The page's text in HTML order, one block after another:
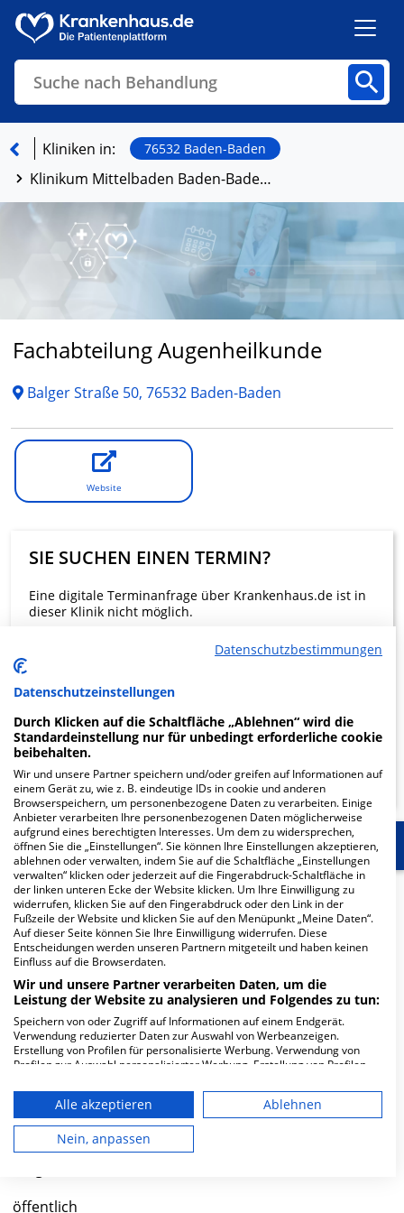
Suche nach Behandlung
Finden
Kliniken in: 76532 Baden-Baden
Klinikum Mittelbaden Baden-Baden Balg
Fachabteilung Augenheilkunde
Balger Straße 50, 76532 Baden-Baden
Website
SIE SUCHEN EINEN TERMIN?
Eine digitale Terminanfrage über Krankenhaus.de ist in
dieser Klinik nicht möglich.
KLINIKEN FINDEN
Start Für die Klinik Weitere Fachabteilungen
Herzlich Willkommen
Klinikum Mittelbaden Baden-Baden Balg in der Balger
Straße 50 ist ein mittelgroßes Krankenhaus in Baden-
Baden. Mit einer Kapazität von 380 Betten werden in
den spezialisierten Fachabteilungen pro Jahr etwa
17.953 medizinische Fälle behandelt und therapiert.
Weiterlesen
Besuchszeiten
0 bis 23 Uhr
öffentlich
Datenschutzbestimmungen
Datenschutzeinstellungen
Durch Klicken auf die Schaltfläche „Ablehnen“ wird die
Standardeinstellung nur für unbedingt erforderliche cookie
beibehalten.
Wir und unsere Partner speichern und/oder greifen auf Informationen auf
einem Gerät zu, wie z. B. eindeutige IDs in cookie und anderen
Browserspeichern, um personenbezogene Daten zu verarbeiten. Einige
Anbieter verarbeiten Ihre personenbezogenen Daten möglicherweise
aufgrund eines berechtigten Interesses. Um dem zu widersprechen,
öffnen Sie die „Einstellungen“. Sie können Ihre Einstellungen akzeptieren,
ablehnen oder verwalten, indem Sie auf die Schaltfläche „Einstellungen
verwalten“ klicken oder jederzeit auf die Fingerabdruck-Schaltfläche in
der linken unteren Ecke der Website klicken. Um Ihre Einwilligung zu
widerrufen, klicken Sie auf den Fingerabdruck oder den Link in der
Fußzeile der Website und klicken Sie auf den Menüpunkt „Meine Daten“.
Auf dieser Seite können Sie Ihre Einwilligung widerrufen. Diese
Entscheidungen werden unseren Partnern mitgeteilt und haben keinen
Einfluss auf die Browserdaten.
Wir und unsere Partner verarbeiten Daten, um die
Leistung der Website zu analysieren und Folgendes zu tun:
Speichern von oder Zugriff auf Informationen auf einem Endgerät.
Verwendung reduzierter Daten zur Auswahl von Werbeanzeigen.
Erstellung von Profilen für personalisierte Werbung. Verwendung von
Profilen zur Auswahl personalisierter Werbung. Erstellung von Profilen
personalisierter Inhalte. Messung der Werbeleistung. Messung der
Performance von Inhalten. Analyse von Zielgruppen durch Statistiken
oder Kombinationen von Daten aus verschiedenen Quellen. Entwicklung
und Verbesserung der Angebote. Verwendung reduzierter Daten zur
Auswahl von Inhalten.
die USA gesendet werden.
Ihre Einwilligung und die cookie Richtlinie gelten ausschließlich für diese
Alle akzeptieren
Ablehnen
Nein, anpassen